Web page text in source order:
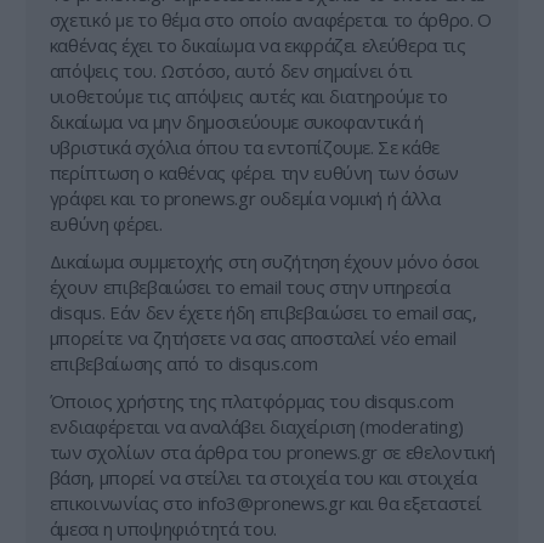
σχετικό με το θέμα στο οποίο αναφέρεται το άρθρο. Ο
καθένας έχει το δικαίωμα να εκφράζει ελεύθερα τις
απόψεις του. Ωστόσο, αυτό δεν σημαίνει ότι
υιοθετούμε τις απόψεις αυτές και διατηρούμε το
δικαίωμα να μην δημοσιεύουμε συκοφαντικά ή
υβριστικά σχόλια όπου τα εντοπίζουμε. Σε κάθε
περίπτωση ο καθένας φέρει την ευθύνη των όσων
γράφει και το pronews.gr ουδεμία νομική ή άλλα
ευθύνη φέρει.
Δικαίωμα συμμετοχής στη συζήτηση έχουν μόνο όσοι
έχουν επιβεβαιώσει το email τους στην υπηρεσία
disqus. Εάν δεν έχετε ήδη επιβεβαιώσει το email σας,
μπορείτε να ζητήσετε να σας αποσταλεί νέο email
επιβεβαίωσης από το disqus.com
Όποιος χρήστης της πλατφόρμας του disqus.com
ενδιαφέρεται να αναλάβει διαχείριση (moderating)
των σχολίων στα άρθρα του pronews.gr σε εθελοντική
βάση, μπορεί να στείλει τα στοιχεία του και στοιχεία
επικοινωνίας στο info3@pronews.gr και θα εξεταστεί
άμεσα η υποψηφιότητά του.